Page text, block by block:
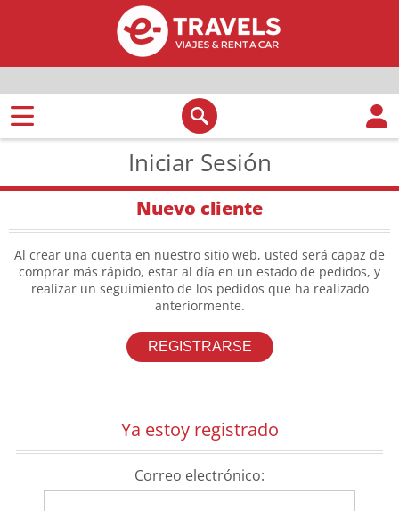
Iniciar Sesión
Nuevo cliente
Al crear una cuenta en nuestro sitio web, usted será capaz de
comprar más rápido, estar al día en un estado de pedidos, y
realizar un seguimiento de los pedidos que ha realizado
anteriormente.
Ya estoy registrado
Correo electrónico: